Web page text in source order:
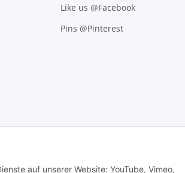
auf unserer Website: YouTube, Vimeo,
Like us @Facebook
Pins @Pinterest